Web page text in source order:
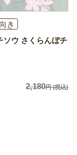
き
ソウ さくらんぼチ
2,180円(税込)